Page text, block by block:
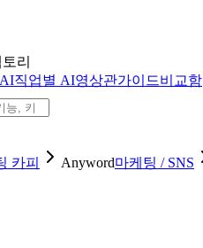
리
직업별 AI영상관가이드비교함
카피 Anyword마케팅 / SNS